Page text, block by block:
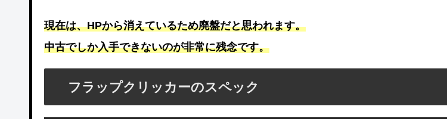
現在は、HPから消えているため廃盤だと思われます。
中古でしか入手できないのが非常に残念です。
フラップクリッカーのスペック